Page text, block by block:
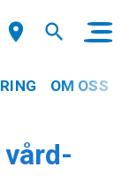
OM OSS